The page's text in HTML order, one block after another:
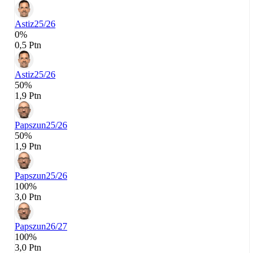
Astiz25/26
0%
0,5 Ptn
Astiz25/26
50%
1,9 Ptn
Papszun25/26
50%
1,9 Ptn
Papszun25/26
100%
3,0 Ptn
Papszun26/27
100%
3,0 Ptn